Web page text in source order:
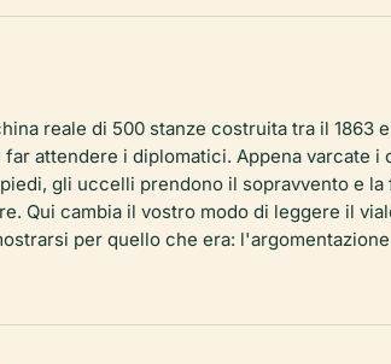
reale di 500 stanze costruita tra il 1863
attendere i diplomatici. Appena varcate
gli uccelli prendono il sopravvento e
Qui cambia il vostro modo di leggere il
per quello che era: